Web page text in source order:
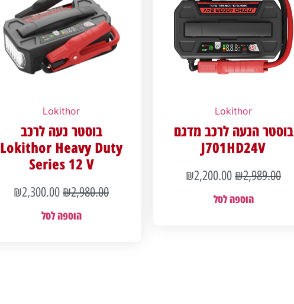
Lokithor
בוסטר הנעה לרכב מדגם
J701HD24V
₪2,989.00
₪2,200.00
הוספה לסל
Lokithor
בוסטר נעה לרכב
Lokithor Heavy Duty
Series 12 V
₪2,980.00
₪2,300.00
הוספה לסל